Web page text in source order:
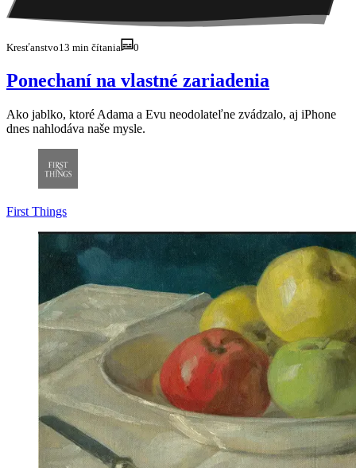
Kresťanstvo13 min čítania 0
Ponechaní na vlastné zariadenia
Ako jablko, ktoré Adama a Evu neodolateľne zvádzalo, aj iPhone
dnes nahlodáva naše mysle.
First Things